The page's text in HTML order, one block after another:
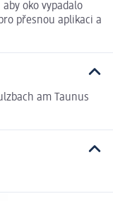
oko vypadalo
přesnou aplikaci a
am Taunus